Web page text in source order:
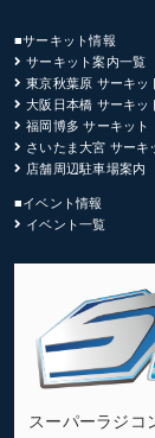
■サーキット情報
サーキット案内一覧
東京秋葉原 サーキッ
大阪日本橋 サーキッ
福岡博多 サーキット
さいたま大宮 サーキ
店舗周辺駐車場案内
■イベント情報
イベント一覧
スーパーラジコ